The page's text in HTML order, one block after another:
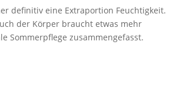
definitiv eine Extraportion Feuchtigkeit.
der Körper braucht etwas mehr
Sommerpflege zusammengefasst.